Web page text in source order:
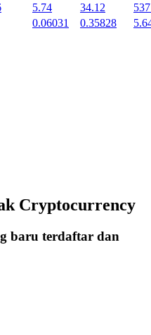
BTR
Crypto
5.74 34.12
0.06031 0.35828
Cryptocurrency
baru terdaftar dan